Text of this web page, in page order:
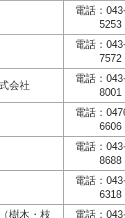
電話：
5253
電話：
7572
会社
電話：
8001
電話：
6606
電話：
8688
電話：
6318
樹木・枝
電話：